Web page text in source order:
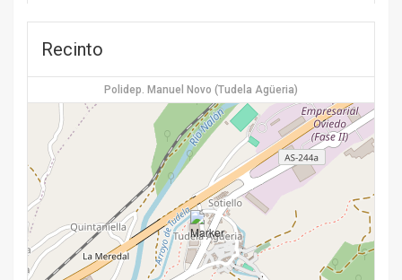
Recinto
Polidep. Manuel Novo (Tudela Agüeria)